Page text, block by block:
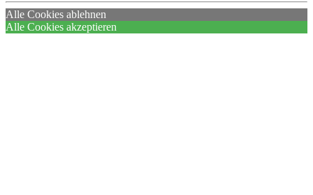
Alle Cookies ablehnen
Alle Cookies akzeptieren